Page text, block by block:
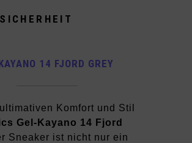
14 FJORD GREY
Komfort und Stil
Gel-Kayano 14 Fjord
Sneaker ist nicht nur ein